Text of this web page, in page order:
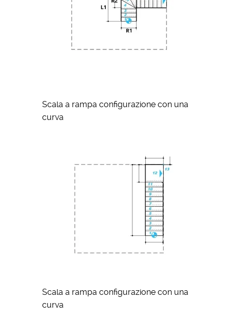
Scala a rampa configurazione con una
curva
Scala a rampa configurazione con una
curva